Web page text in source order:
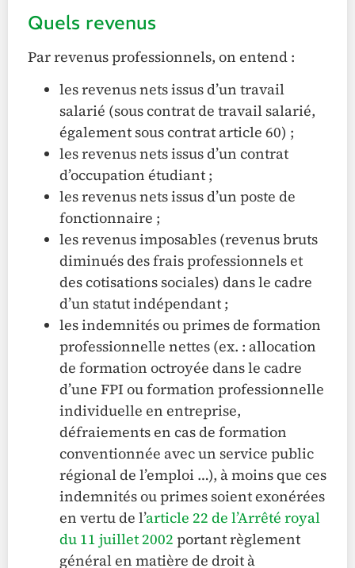
Quels revenus
Par revenus professionnels, on entend :
les revenus nets issus d’un travail
salarié (sous contrat de travail salarié,
également sous contrat article 60) ;
les revenus nets issus d’un contrat
d’occupation étudiant ;
les revenus nets issus d’un poste de
fonctionnaire ;
les revenus imposables (revenus bruts
diminués des frais professionnels et
des cotisations sociales) dans le cadre
d’un statut indépendant ;
les indemnités ou primes de formation
professionnelle nettes (ex. : allocation
de formation octroyée dans le cadre
d’une FPI ou formation professionnelle
individuelle en entreprise,
défraiements en cas de formation
conventionnée avec un service public
régional de l’emploi …), à moins que ces
indemnités ou primes soient exonérées
en vertu de l’article 22 de l’Arrêté royal
du 11 juillet 2002 portant règlement
général en matière de droit à